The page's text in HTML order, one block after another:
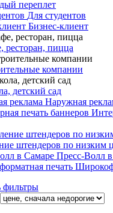
переплет
Для студентов
Бизнес-клиент
ресторан, пицца
компании
детский сад
Наружная
штендеров по низким
Пресс-Волл
фильтры